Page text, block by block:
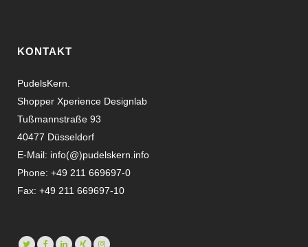
KONTAKT
PudelsKern.
Shopper Xperience Designlab
Tußmannstraße 93
40477 Düsseldorf
E-Mail: info(@)pudelskern.info
Phone: +49 211 669697-0
Fax: +49 211 669697-10